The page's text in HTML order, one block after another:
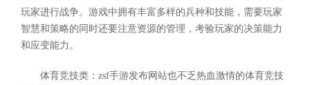
玩家进行战争。游戏中拥有丰富多样的兵种和技能，需要玩家
智慧和策略的同时还要注意资源的管理，考验玩家的决策能力
和应变能力。
体育竞技类：zsf手游发布网站也不乏热血激情的体育竞技